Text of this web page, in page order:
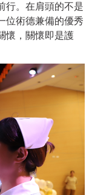
行。在肩頭的不是
位術德兼備的優秀
懷，關懷即是護